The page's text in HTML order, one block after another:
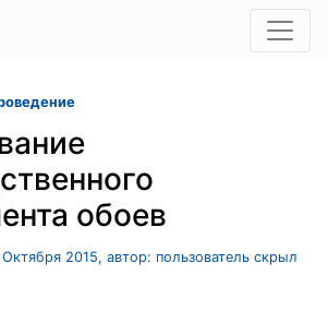
обоев
2015, автор: пользователь скрыл